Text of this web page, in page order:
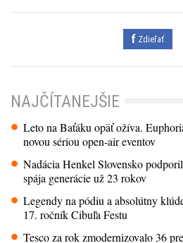
Zdieľať
NAJČÍTANEJŠIE
Leto na Baťáku opäť ožíva.
novou sériou open-air eventov
Nadácia Henkel Slovensko
spája generácie už 23 rokov
Legendy na pódiu a absolútny
17. ročník Cibuľa Festu
Tesco za rok zmodernizovalo 36